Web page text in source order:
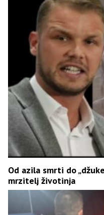
Od azila smrti do
mrzitelj životinja